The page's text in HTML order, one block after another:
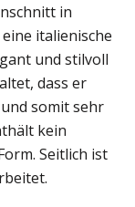
in
italienische
und stilvoll
dass er
somit sehr
kein
Seitlich ist